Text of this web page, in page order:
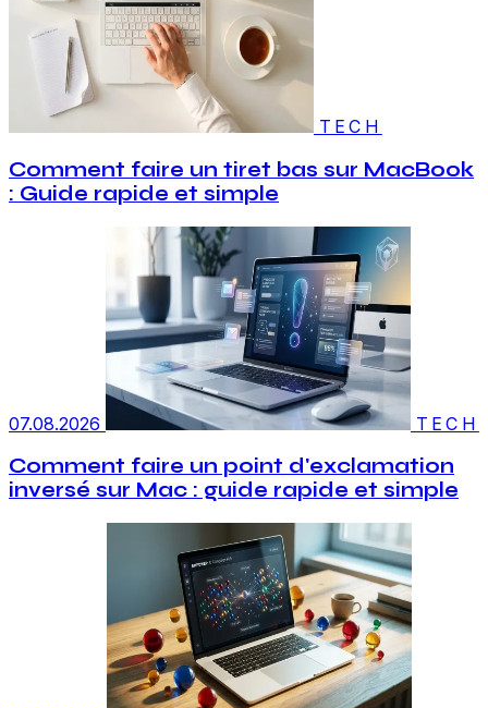
TECH
Comment faire un tiret bas sur MacBook
: Guide rapide et simple
07.08.2026 TECH
Comment faire un point d'exclamation
inversé sur Mac : guide rapide et simple